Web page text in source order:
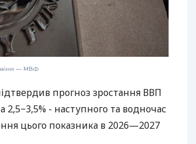
— МВФ
прогноз зростання ВВП
2,5−3,5% - наступного та водночас
цього показника в 2026—2027